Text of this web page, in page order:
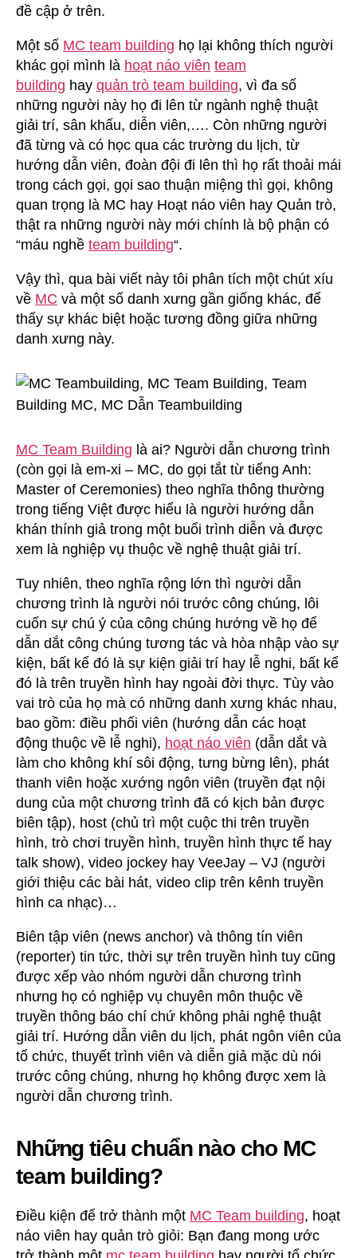
đề cập ở trên.
Một số MC team building họ lại không thích người
khác gọi mình là hoạt náo viên team
building hay quản trò team building, vì đa số
những người này họ đi lên từ ngành nghệ thuật
giải trí, sân khấu, diễn viên,…. Còn những người
đã từng và có học qua các trường du lịch, từ
hướng dẫn viên, đoàn đội đi lên thì họ rất thoải mái
trong cách gọi, gọi sao thuận miệng thì gọi, không
quan trọng là MC hay Hoạt náo viên hay Quản trò,
thật ra những người này mới chính là bộ phận có
“máu nghề team building“.
Vậy thì, qua bài viết này tôi phân tích một chút xíu
về MC và một số danh xưng gần giống khác, để
thấy sự khác biệt hoặc tương đồng giữa những
danh xưng này.
MC Team Building là ai? Người dẫn chương trình
(còn gọi là em-xi – MC, do gọi tắt từ tiếng Anh:
Master of Ceremonies) theo nghĩa thông thường
trong tiếng Việt được hiểu là người hướng dẫn
khán thính giả trong một buổi trình diễn và được
xem là nghiệp vụ thuộc về nghệ thuật giải trí.
Tuy nhiên, theo nghĩa rộng lớn thì người dẫn
chương trình là người nói trước công chúng, lôi
cuốn sự chú ý của công chúng hướng về họ để
dẫn dắt công chúng tương tác và hòa nhập vào sự
kiện, bất kể đó là sự kiện giải trí hay lễ nghi, bất kể
đó là trên truyền hình hay ngoài đời thực. Tùy vào
vai trò của họ mà có những danh xưng khác nhau,
bao gồm: điều phối viên (hướng dẫn các hoạt
động thuộc về lễ nghi), hoạt náo viên (dẫn dắt và
làm cho không khí sôi động, tưng bừng lên), phát
thanh viên hoặc xướng ngôn viên (truyền đạt nội
dung của một chương trình đã có kịch bản được
biên tập), host (chủ trì một cuộc thi trên truyền
hình, trò chơi truyền hình, truyền hình thực tế hay
talk show), video jockey hay VeeJay – VJ (người
giới thiệu các bài hát, video clip trên kênh truyền
hình ca nhạc)…
Biên tập viên (news anchor) và thông tín viên
(reporter) tin tức, thời sự trên truyền hình tuy cũng
được xếp vào nhóm người dẫn chương trình
nhưng họ có nghiệp vụ chuyên môn thuộc về
truyền thông báo chí chứ không phải nghệ thuật
giải trí. Hướng dẫn viên du lịch, phát ngôn viên của
tổ chức, thuyết trình viên và diễn giả mặc dù nói
trước công chúng, nhưng họ không được xem là
người dẫn chương trình.
Những tiêu chuẩn nào cho MC
team building?
Điều kiện để trở thành một MC Team building, hoạt
náo viên hay quản trò giỏi: Bạn đang mong ước